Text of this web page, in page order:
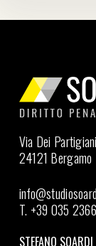
Via Dei
24121 Bergamo
T. +39 035
STEFANO SOARDI